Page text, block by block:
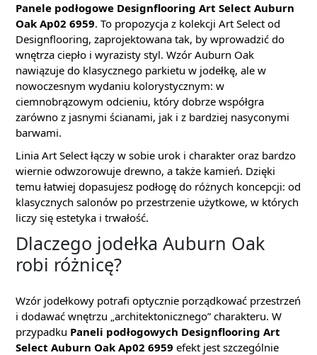
Panele podłogowe Designflooring Art Select Auburn
Oak Ap02 6959. To propozycja z kolekcji Art Select od
Designflooring, zaprojektowana tak, by wprowadzić do
wnętrza ciepło i wyrazisty styl. Wzór Auburn Oak
nawiązuje do klasycznego parkietu w jodełkę, ale w
nowoczesnym wydaniu kolorystycznym: w
ciemnobrązowym odcieniu, który dobrze współgra
zarówno z jasnymi ścianami, jak i z bardziej nasyconymi
barwami.
Linia Art Select łączy w sobie urok i charakter oraz bardzo
wiernie odwzorowuje drewno, a także kamień. Dzięki
temu łatwiej dopasujesz podłogę do różnych koncepcji: od
klasycznych salonów po przestrzenie użytkowe, w których
liczy się estetyka i trwałość.
Dlaczego jodełka Auburn Oak
robi różnicę?
Wzór jodełkowy potrafi optycznie porządkować przestrzeń
i dodawać wnętrzu „architektonicznego” charakteru. W
przypadku Paneli podłogowych Designflooring Art
Select Auburn Oak Ap02 6959 efekt jest szczególnie